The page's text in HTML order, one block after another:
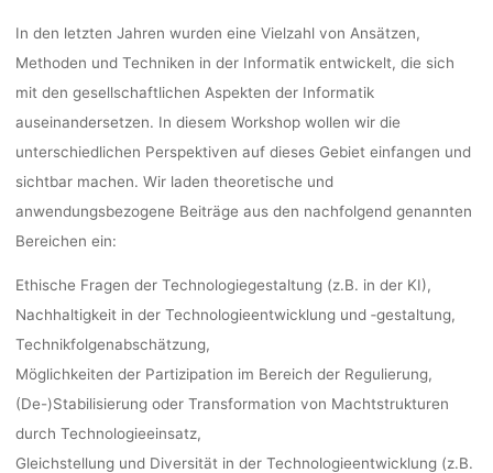
In den letzten Jahren wurden eine Vielzahl von Ansätzen,
Methoden und Techniken in der Informatik entwickelt, die sich
mit den gesellschaftlichen Aspekten der Informatik
auseinandersetzen. In diesem Workshop wollen wir die
unterschiedlichen Perspektiven auf dieses Gebiet einfangen und
sichtbar machen. Wir laden theoretische und
anwendungsbezogene Beiträge aus den nachfolgend genannten
Bereichen ein:
Ethische Fragen der Technologiegestaltung (z.B. in der KI),
Nachhaltigkeit in der Technologieentwicklung und ‑gestaltung,
Technikfolgenabschätzung,
Möglichkeiten der Partizipation im Bereich der Regulierung,
(De-)Stabilisierung oder Transformation von Machtstrukturen
durch Technologieeinsatz,
Gleichstellung und Diversität in der Technologieentwicklung (z.B.